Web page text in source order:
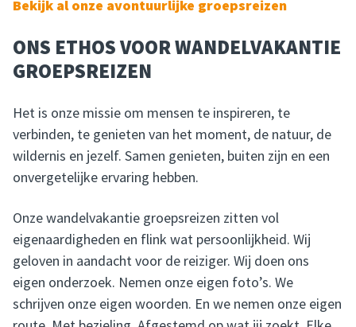
Bekijk al onze avontuurlijke groepsreizen
ONS ETHOS VOOR WANDELVAKANTIE
GROEPSREIZEN
Het is onze missie om mensen te inspireren, te
verbinden, te genieten van het moment, de natuur, de
wildernis en jezelf. Samen genieten, buiten zijn en een
onvergetelijke ervaring hebben.
Onze wandelvakantie groepsreizen zitten vol
eigenaardigheden en flink wat persoonlijkheid. Wij
geloven in aandacht voor de reiziger. Wij doen ons
eigen onderzoek. Nemen onze eigen foto’s. We
schrijven onze eigen woorden. En we nemen onze eigen